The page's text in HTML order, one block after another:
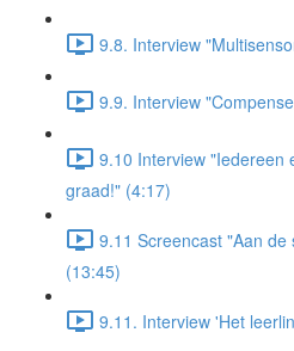
9.8. Interview
9.9. Interview
9.10 Interview "Iedereen
graad!" (4:17)
9.11 Screencast "Aan
(13:45)
9.11. Interview 'Het